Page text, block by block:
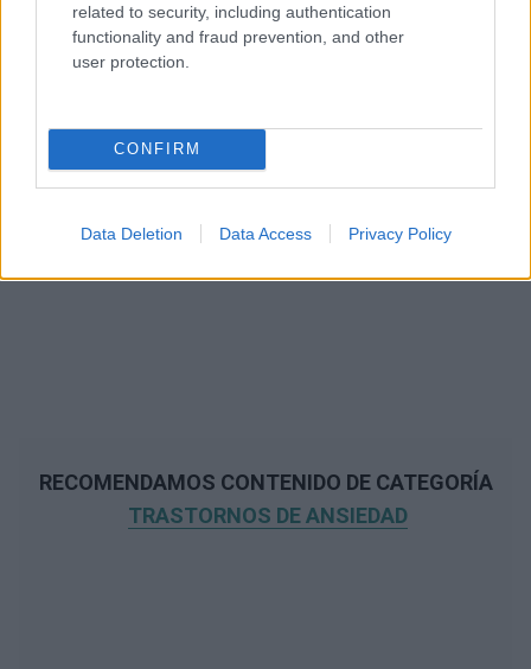
related to security, including authentication
functionality and fraud prevention, and other
user protection.
CONFIRM
Data Deletion Data Access Privacy Policy
RECOMENDAMOS CONTENIDO DE CATEGORÍA
TRASTORNOS DE ANSIEDAD